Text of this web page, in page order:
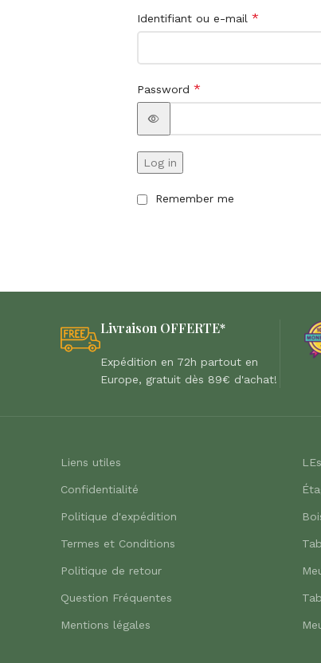
Identifiant ou e-mail *
Password *
Log in
Remember me
Livraison OFFERTE*
Expédition en 72h partout en
Europe, gratuit dès 89€ d'achat!
Liens utiles
Confidentialité
Politique d'expédition
Termes et Conditions
Politique de retour
Question Fréquentes
Mentions légales